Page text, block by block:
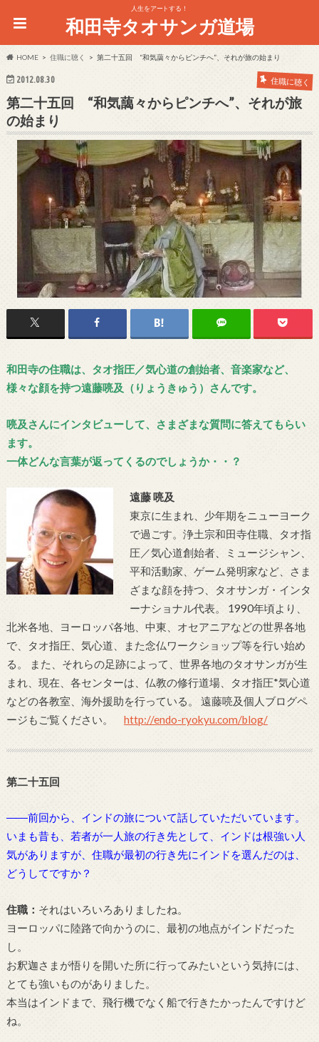
人生をアートする！
和田寺タオサンガ道場
HOME 住職に聴く 第二十五回 “和気藹々からピンチへ”、それが旅の始まり
2012.08.30 住職に聴く
第二十五回 “和気藹々からピンチへ”、それが旅
の始まり
和田寺の住職は、タオ指圧／気心道の創始者、音楽家など、
様々な顔を持つ遠藤喨及（りょうきゅう）さんです。
喨及さんにインタビューして、さまざまな質問に答えてもらい
ます。
一体どんな言葉が返ってくるのでしょうか・・？
遠藤 喨及
東京に生まれ、少年期をニューヨーク
で過ごす。浄土宗和田寺住職、タオ指
圧／気心道創始者、ミュージシャン、
平和活動家、ゲーム発明家など、さま
ざまな顔を持つ、タオサンガ・インタ
ーナショナル代表。 1990年頃より、
北米各地、ヨーロッパ各地、中東、オセアニアなどの世界各地
で、タオ指圧、気心道、また念仏ワークショップ等を行い始め
る。 また、それらの足跡によって、世界各地のタオサンガが生
まれ、現在、各センターは、仏教の修行道場、タオ指圧*気心道
などの各教室、海外援助を行っている。 遠藤喨及個人ブログペ
ージもご覧ください。 http://endo-ryokyu.com/blog/
第二十五回
――前回から、インドの旅について話していただいています。
いまも昔も、若者が一人旅の行き先として、インドは根強い人
気がありますが、住職が最初の行き先にインドを選んだのは、
どうしてですか？
住職： それはいろいろありましたね。
ヨーロッパに陸路で向かうのに、最初の地点がインドだった
し。
お釈迦さまが悟りを開いた所に行ってみたいという気持には、
とても強いものがありました。
本当はインドまで、飛行機でなく船で行きたかったんですけど
ね。